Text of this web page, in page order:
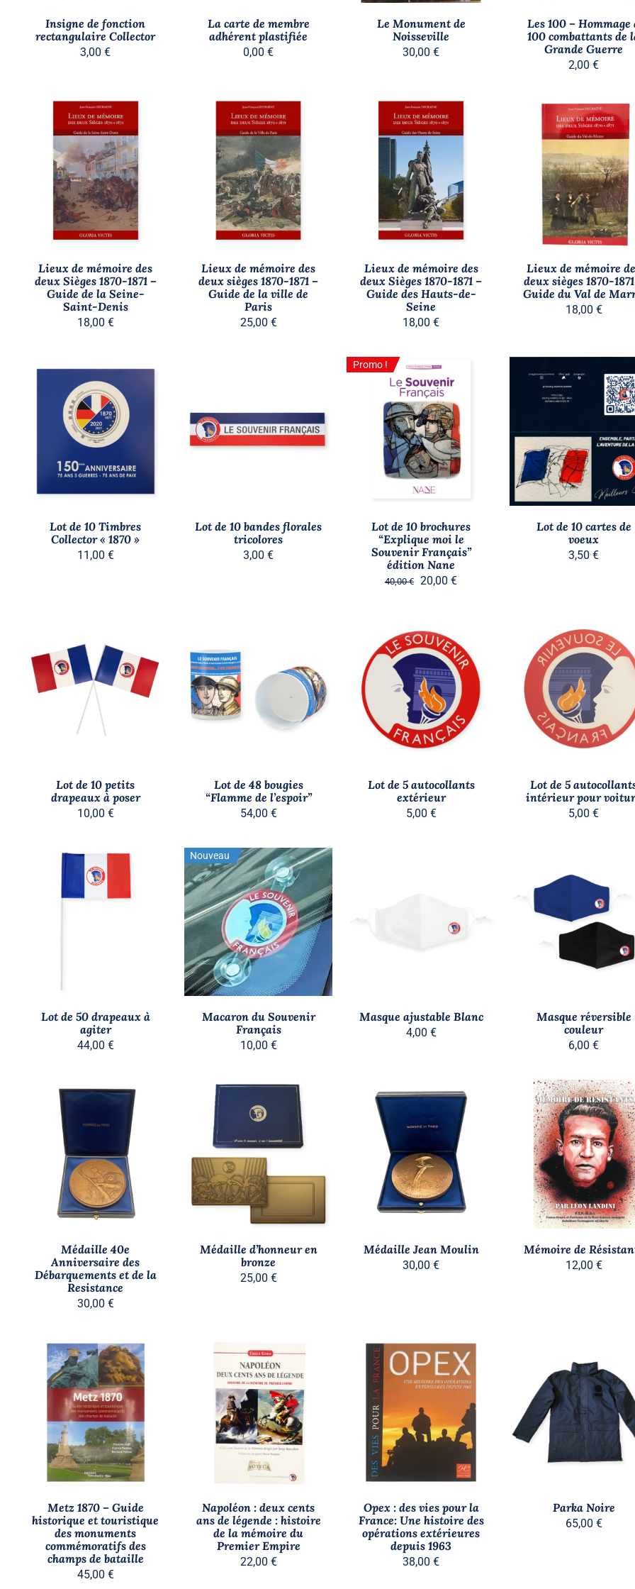
ÊTRE
CHOISIES
DU
Insigne de fonction
rectangulaire Collector
3,00€
La carte de membre
adhérent plastifiée
0,00€
Le Monument de
Noisseville
30,00€
Les 100 – Hommage
100 combattants de
Grande Guerre
2,00€
AJOUTER AU PANIER
APERÇU
Lieux de mémoire des
deux Sièges 1870-1871 –
Guide de la Seine-
Saint-Denis
18,00 €
AJOUTER AU PANIER
APERÇU
Lieux de mémoire des
deux sièges 1870-1871 –
Guide de la ville de
Paris
25,00 €
AJOUTER AU PANIER
APERÇU
Lieux de mémoire des
deux Sièges 1870-1871 –
Guide des Hauts-de-
Seine
18,00€
AJOUTER AU PANIER
APERÇU
Lieux de mémoire
deux sièges 1870-
Guide du Val de
18,00 €
AJOUTER AU PANIER
APERÇU
Lot de 10 Timbres
Collector « 1870 »
11,00 €
AJOUTER AU PANIER
/
Lot de 10 bandes florales
tricolores
3,00€
Promo !
Promo !
AJOUTER AU PANIER
APERÇU
Lot de 10 brochures
“Explique moi le
Souvenir Français”
édition Nane
40,00€ Le
était :
40,00 €.
20,00€Le
20,00 €.
Stock épuisé
APERÇU
Lot de 10 cartes de
voeux
3,50€
AJOUTER AU PANIER
APERÇU
Lot de 10 petits
drapeaux à poser
10,00 €
AJOUTER AU PANIER
/
Lot de 48 bougies
“Flamme de l’espoir”
54,00 €
AJOUTER AU PANIER
APERÇU
Lot de 5 autocollants
extérieur
5,00 €
AJOUTER AU PANIER
APERÇU
Lot de 5
intérieur pour
5,00€
Lot de 50 drapeaux à
agiter
44,00 €
Nouveau
AJOUTER AU PANIER
/
APERÇU
Macaron du Souvenir
Français
10,00 €
Masque ajustable Blanc
4,00 €
AJOUTER AU PANIER
APERÇU
Masque réversible
couleur
6,00€
AJOUTER AU PANIER
APERÇU
Médaille 40e
Anniversaire des
Débarquements et de la
Resistance
30,00 €
AJOUTER AU PANIER
APERÇU
Médaille d’honneur en
bronze
25,00 €
AJOUTER AU PANIER
APERÇU
Médaille Jean Moulin
30,00€
AJOUTER AU PANIER
/
APERÇU
Mémoire de
12,00 €
AJOUTER AU PANIER
APERÇU
Metz 1870 – Guide
historique et touristique
des monuments
commémoratifs des
champs de bataille
45,00 €
AJOUTER AU PANIER
APERÇU
Napoléon : deux cents
ans de légende : histoire
de la mémoire du
Premier Empire
22,00 €
AJOUTER AU PANIER
/
APERÇU
Opex : des vies pour la
France: Une histoire des
opérations extérieures
depuis 1963
38,00€
CHOIX DES OPTIONS
A
APERÇU
Parka Noire
65,00 €